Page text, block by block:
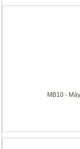
MB10 -